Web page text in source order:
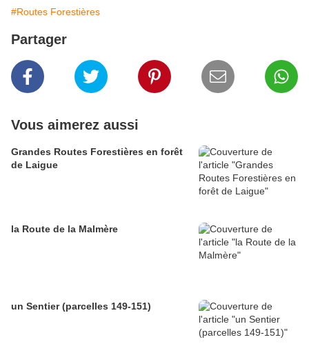
#Routes Forestières
Partager
Vous aimerez aussi
Grandes Routes Forestières en forêt
de Laigue
la Route de la Malmère
un Sentier (parcelles 149-151)